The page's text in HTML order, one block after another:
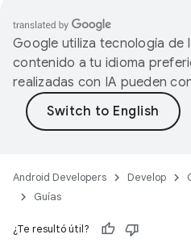
Google utiliza tecnología de
contenido a tu idioma
realizadas con IA pueden
Android Developers Develop
Guías
¿Te resultó útil?